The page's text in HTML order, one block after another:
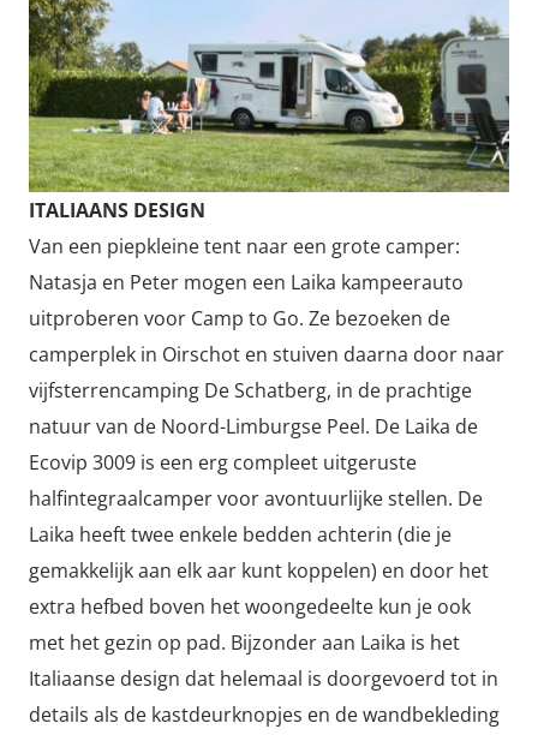
ITALIAANS DESIGN
Van een piepkleine tent naar een grote camper:
Natasja en Peter mogen een Laika kampeerauto
uitproberen voor Camp to Go. Ze bezoeken de
camperplek in Oirschot en stuiven daarna door naar
vijfsterrencamping De Schatberg, in de prachtige
natuur van de Noord-Limburgse Peel. De Laika de
Ecovip 3009 is een erg compleet uitgeruste
halfintegraalcamper voor avontuurlijke stellen. De
Laika heeft twee enkele bedden achterin (die je
gemakkelijk aan elk aar kunt koppelen) en door het
extra hefbed boven het woongedeelte kun je ook
met het gezin op pad. Bijzonder aan Laika is het
Italiaanse design dat helemaal is doorgevoerd tot in
details als de kastdeurknopjes en de wandbekleding